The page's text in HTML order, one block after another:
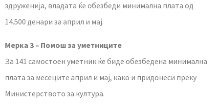
здруженија, владата ќе обезбеди минимална плата од
14.500 денари за април и мај.
Мерка 3 – Помош за уметниците
За 141 самостоен уметник ќе биде обезбедена минимална
плата за месеците април и мај, како и придонеси преку
Министерството за култура.